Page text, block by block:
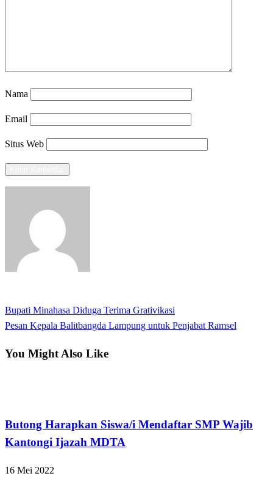
Nama
Email
Situs Web
Navigasi
Previous
Post
Bupati Minahasa Diduga Terima Grativikasi
Next
Pesan Kepala Balitbangda Lampung untuk Penjabat Ramsel
You Might Also Like
Butong Harapkan Siswa/i Mendaftar SMP Wajib
Kantongi Ijazah MDTA
16 Mei 2022